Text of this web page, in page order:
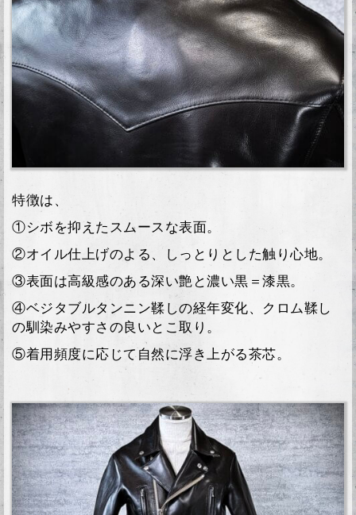
特徴は、
①シボを抑えたスムースな表面。
②オイル仕上げのよる、しっとりとした触り心地。
③表面は高級感のある深い艶と濃い黒＝漆黒。
④ベジタブルタンニン鞣しの経年変化、クロム鞣し
の馴染みやすさの良いとこ取り。
⑤着用頻度に応じて自然に浮き上がる茶芯。